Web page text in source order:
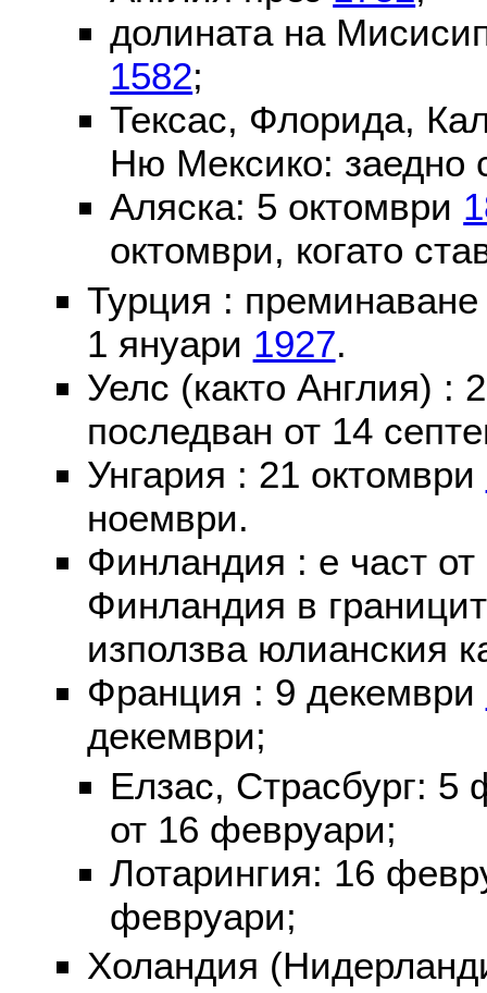
долината на
1582;
Тексас, Флорида,
Ню Мексико: заедно
Аляска: 5 октомври
октомври, когато
Турция :
1 януари 1927.
Уелс (както Англия) :
последван от 14
Унгария : 21 октомври
ноември.
Финландия : е част
Финландия в
използва юлианския
Франция : 9 декември
декември;
Елзас, Страсбург:
от 16 февруари;
Лотарингия: 16
февруари;
Холандия